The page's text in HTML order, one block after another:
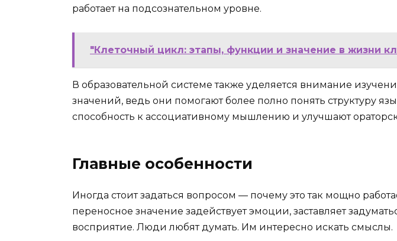
работает на подсознательном уровне.
"Клеточный цикл: этапы, функции и значение в жизни
В образовательной системе также уделяется внимание
значений, ведь они помогают более полно понять структуру
способность к ассоциативному мышлению и улучшают
Главные особенности
Иногда стоит задаться вопросом — почему это так мощно
переносное значение задействует эмоции, заставляет
восприятие. Люди любят думать. Им интересно искать смыслы.